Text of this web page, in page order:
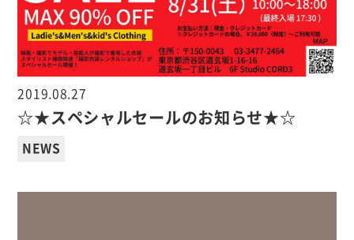
2019.08.27
☆★スペシャルセールのお知らせ★☆
NEWS